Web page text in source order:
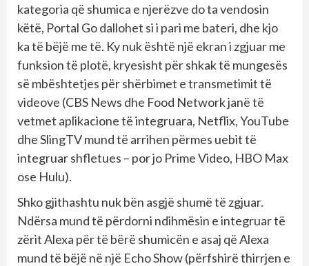
kategoria që shumica e njerëzve do ta vendosin
këtë, Portal Go dallohet si i pari me bateri, dhe kjo
ka të bëjë me të. Ky nuk është një ekran i zgjuar me
funksion të plotë, kryesisht për shkak të mungesës
së mbështetjes për shërbimet e transmetimit të
videove (CBS News dhe Food Network janë të
vetmet aplikacione të integruara, Netflix, YouTube
dhe SlingTV mund të arrihen përmes uebit të
integruar shfletues – por jo Prime Video, HBO Max
ose Hulu).
Shko gjithashtu nuk bën asgjë shumë të zgjuar.
Ndërsa mund të përdorni ndihmësin e integruar të
zërit Alexa për të bërë shumicën e asaj që Alexa
mund të bëjë në një Echo Show (përfshirë thirrjen e